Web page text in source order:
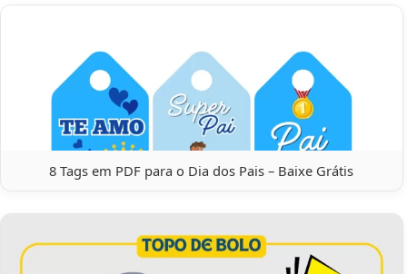
8 Tags em PDF para o Dia dos Pais – Baixe Grátis